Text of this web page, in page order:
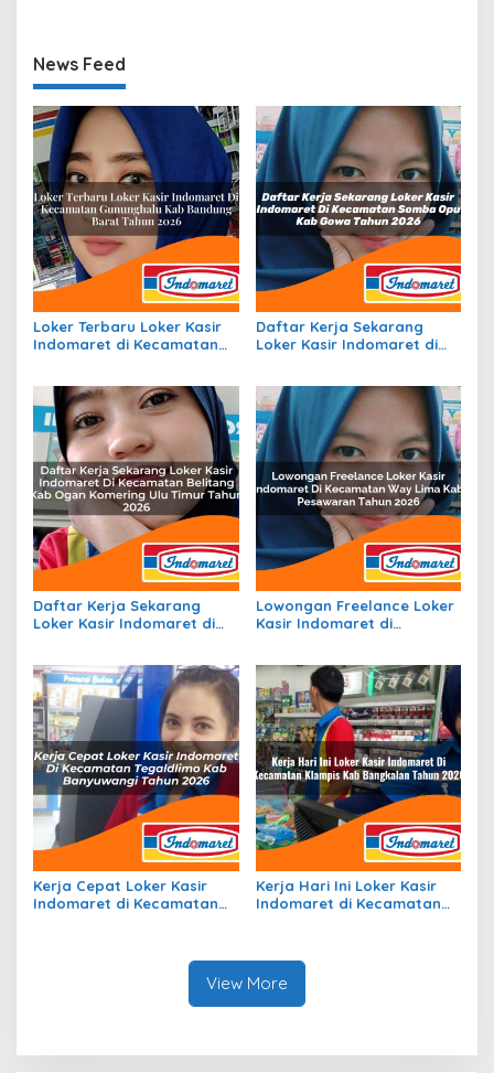
News Feed
Loker Terbaru Loker Kasir
Indomaret di Kecamatan
Daftar Kerja Sekarang
Loker Kasir Indomaret di
Daftar Kerja Sekarang
Loker Kasir Indomaret di
Tahun 2026
Lowongan Freelance Loker
Kasir Indomaret di
Kerja Cepat Loker Kasir
Indomaret di Kecamatan
Kerja Hari Ini Loker Kasir
Indomaret di Kecamatan
View More